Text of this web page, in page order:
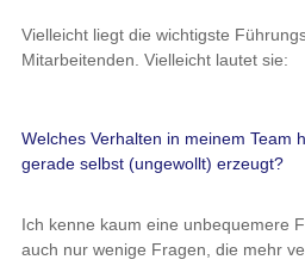
Vielleicht liegt die wichtigste
Mitarbeitenden. Vielleicht lautet sie:
Welches Verhalten in meinem Team
gerade selbst (ungewollt) erzeugt?
Ich kenne kaum eine unbequemere
auch nur wenige Fragen, die mehr